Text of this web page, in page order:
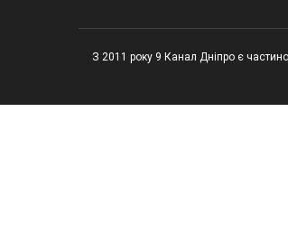
З 2011 року 9 Канал Дніпро є